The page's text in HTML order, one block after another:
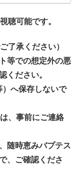
聴可能です。
了承ください）
等での想定外の悪
ください。
）へ保存しないで
、事前にご連絡
随時恵みバプテス
、ご確認くださ